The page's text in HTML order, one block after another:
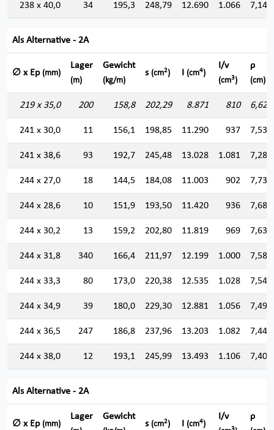
238 x 40,0 34 195,3 248,79 12.690 1.066 7,141
Als Alternative - 2A
∅ x Ep (mm)
Lager
(m)
Gewicht
(kg/m)
s (cm2) I (cm4)
I/v
(cm3)
ρ
(cm)
219 x 35,0 200 158,8 202,29 8.871 810 6,622
241 x 30,0 11 156,1 198,85 11.290 937 7,534
241 x 38,6 93 192,7 245,48 13.028 1.081 7,285
244 x 27,0 18 144,5 184,08 11.003 902 7,731
244 x 28,6 10 151,9 193,50 11.420 936 7,682
244 x 30,2 13 159,2 202,80 11.819 969 7,634
244 x 31,8 340 166,4 211,97 12.199 1.000 7,586
244 x 33,3 80 173,0 220,38 12.535 1.028 7,541
244 x 34,9 39 180,0 229,30 12.881 1.056 7,494
244 x 36,5 247 186,8 237,96 13.203 1.082 7,448
244 x 38,0 12 193,1 245,99 13.493 1.106 7,406
Als Alternative - 2A
∅ x Ep (mm)
Lager Gewicht
s (cm2) I (cm4)
I/v ρ